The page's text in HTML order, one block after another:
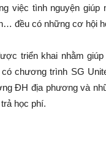
việc tình nguyện
đều có những cơ hội
triển khai nhằm
chương trình SG
ĐH địa phương và
học phí.